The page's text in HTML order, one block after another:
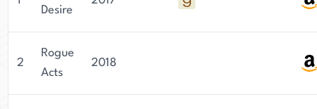
Desire
2
Rogue
Acts
2018